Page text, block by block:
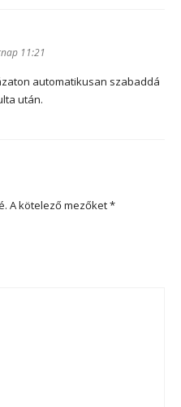
11:21
automatikusan szabaddá
után.
A kötelező mezőket*